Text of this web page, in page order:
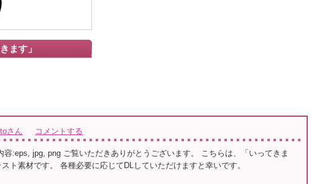
ます」
さん コメントする
容:eps, jpg, png ご覧いただきありがとうございます。 こちらは、「いってきま
ト素材です。 各種必要に応じてDLしていただけますと幸いです。